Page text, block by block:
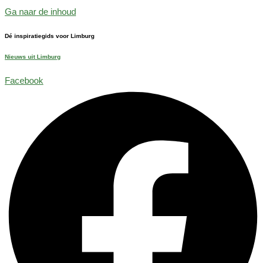
Ga naar de inhoud
Dé inspiratiegids voor Limburg
Nieuws uit Limburg
Facebook